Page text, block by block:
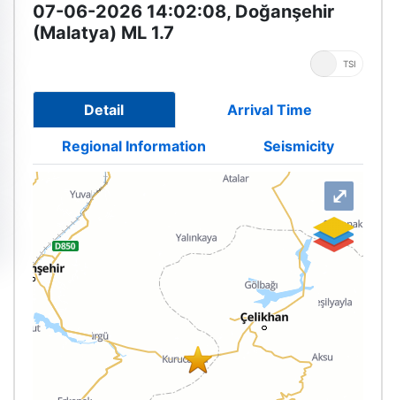
07-06-2026 14:02:08, Doğanşehir
(Malatya) ML 1.7
TSI
Detail Arrival Time
Regional Information Seismicity
⤢